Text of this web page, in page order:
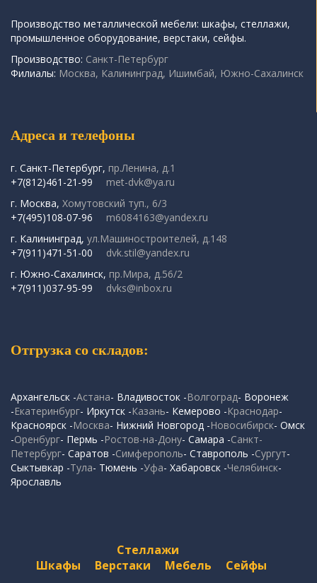
Производство металлической мебели: шкафы, стеллажи,
промышленное оборудование, верстаки, сейфы.
Производство: Санкт-Петербург
Филиалы: Москва, Калининград, Ишимбай, Южно-Сахалинск
Адреса и телефоны
г. Санкт-Петербург, пр.Ленина, д.1
+7(812)461-21-99
met-dvk@ya.ru
г. Москва, Хомутовский туп., 6/3
+7(495)108-07-96
m6084163@yandex.ru
г. Калининград, ул.Машиностроителей, д.148
+7(911)471-51-00
dvk.stil@yandex.ru
г. Южно-Сахалинск, пр.Мира, д.56/2
+7(911)037-95-99
dvks@inbox.ru
Отгрузка со складов:
Архангельск -Астана- Владивосток -Волгоград- Воронеж
-Екатеринбург- Иркутск -Казань- Кемерово -Краснодар-
Красноярск -Москва- Нижний Новгород -Новосибирск- Омск
-Оренбург- Пермь -Ростов-на-Дону- Самара -Санкт-
Петербург- Саратов -Симферополь- Ставрополь -Сургут-
Сыктывкар -Тула- Тюмень -Уфа- Хабаровск -Челябинск-
Ярославль
Стеллажи
Шкафы
Верстаки Мебель Сейфы